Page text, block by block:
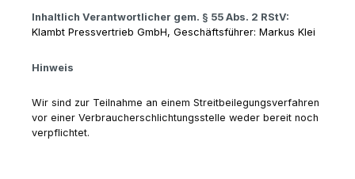
Inhaltlich Verantwortlicher gem. § 55 Abs. 2 RStV:
Klambt Pressvertrieb GmbH, Geschäftsführer: Markus Klei
Hinweis
Wir sind zur Teilnahme an einem Streitbeilegungsverfahren
vor einer Verbraucherschlichtungsstelle weder bereit noch
verpflichtet.